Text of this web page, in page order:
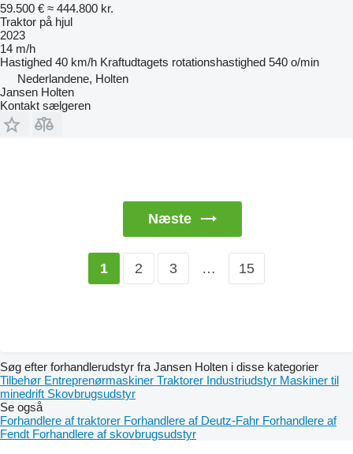
59.500 € ≈ 444.800 kr.
Traktor på hjul
2023
14 m/h
Hastighed 40 km/h Kraftudtagets rotationshastighed 540 o/min
Nederlandene, Holten
Jansen Holten
Kontakt sælgeren
Næste
1 2 3 … 15
Søg efter forhandlerudstyr fra Jansen Holten i disse kategorier
Tilbehør Entreprenørmaskiner Traktorer Industriudstyr Maskiner til
minedrift Skovbrugsudstyr
Se også
Forhandlere af traktorer Forhandlere af Deutz-Fahr Forhandlere af
Fendt Forhandlere af skovbrugsudstyr